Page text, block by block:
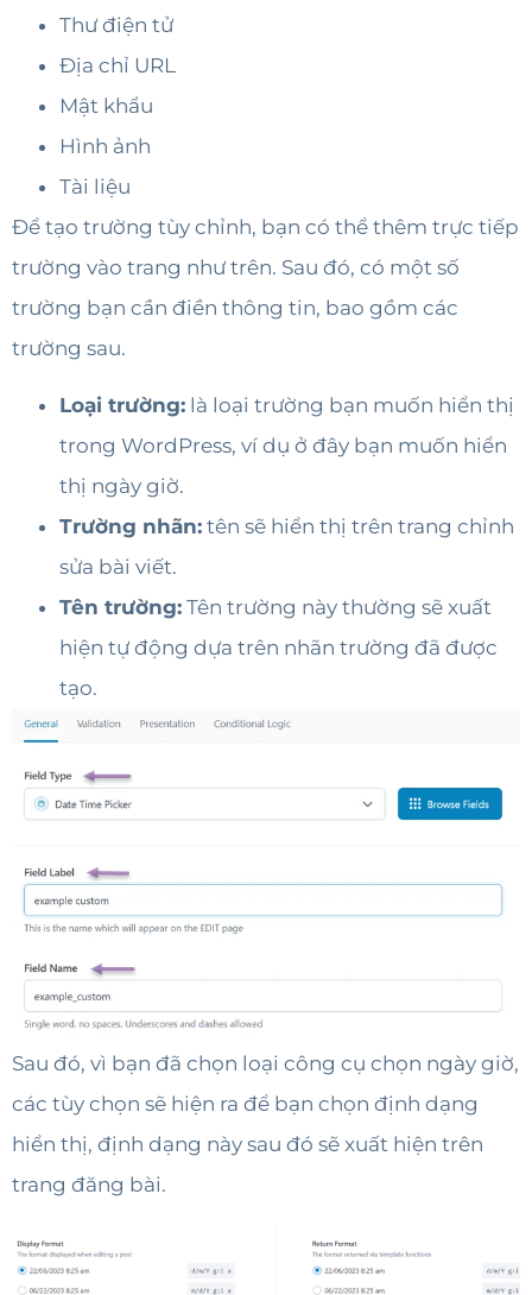
Thư điện tử
Địa chỉ URL
Mật khẩu
Hình ảnh
Tài liệu
Để tạo trường tùy chỉnh, bạn có thể thêm trực tiếp
trường vào trang như trên. Sau đó, có một số
trường bạn cần điền thông tin, bao gồm các
trường sau.
Loại trường: là loại trường bạn muốn hiển thị
trong WordPress, ví dụ ở đây bạn muốn hiển
thị ngày giờ.
Trường nhãn: tên sẽ hiển thị trên trang chỉnh
sửa bài viết.
Tên trường: Tên trường này thường sẽ xuất
hiện tự động dựa trên nhãn trường đã được
tạo.
Sau đó, vì bạn đã chọn loại công cụ chọn ngày giờ,
các tùy chọn sẽ hiện ra để bạn chọn định dạng
hiển thị, định dạng này sau đó sẽ xuất hiện trên
trang đăng bài.